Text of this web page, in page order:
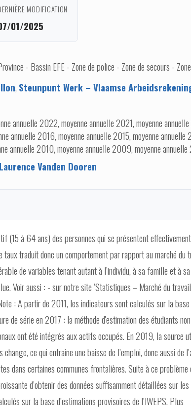
MODIFICATION
01/2025
- Bassin EFE - Zone de police - Zone de secours -
, Steunpunt Werk – Vlaamse
annuelle 2022, moyenne annuelle 2021, moyenne
annuelle 2016, moyenne annuelle 2015, moyenne
annuelle 2010, moyenne annuelle 2009, moyenne
Laurence Vanden Dooren
(15 à 64 ans) des personnes qui se présentent
taux traduit donc un comportement par rapport au marché du
de variables tenant autant à l’individu, à sa famille et à
Voir aussi : - sur notre site ’Statistiques – Marché du
: A partir de 2011, les indicateurs sont calculés sur la
de série en 2017 : la méthode d'estimation des étudiants non
ont été intégrés aux actifs occupés. En 2019, la source
ce qui entraine une baisse de l’emploi, donc aussi de
dans certaines communes frontalières. Suite à ce problème
d’obtenir des données suffisamment détaillées sur les
sur la base d’estimations provisoires de l’IWEPS. Plus